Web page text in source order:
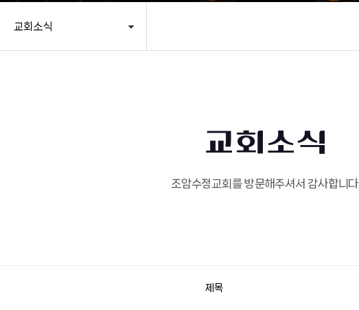
교회소식
교회소식
조암수정교회를 방문해주셔서 감사합니다.
제목